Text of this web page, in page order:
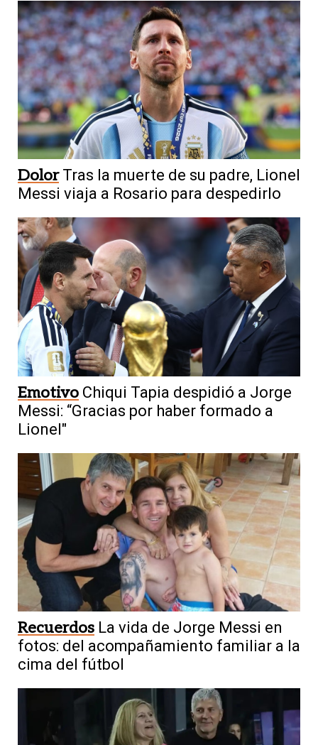
Dolor Tras la muerte de su padre, Lionel
Messi viaja a Rosario para despedirlo
Emotivo Chiqui Tapia despidió a Jorge
Messi: “Gracias por haber formado a
Lionel"
Recuerdos La vida de Jorge Messi en
fotos: del acompañamiento familiar a la
cima del fútbol